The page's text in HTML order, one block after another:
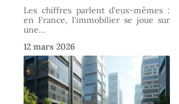
Les chiffres parlent d'eux-mêmes :
en France, l'immobilier se joue sur
une…
12 mars 2026